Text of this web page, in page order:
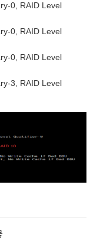
0, RAID Level
0, RAID Level
0, RAID Level
3, RAID Level